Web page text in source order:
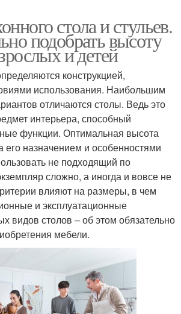
стола и стульев.
подобрать высоту
и детей
конструкцией,
использования. Наибольшим
отличаются столы. Ведь это
интерьера, способный
функции. Оптимальная высота
его назначением и особенностями
не подходящий по
сложно, а иногда и вовсе не
влияют на размеры, в чем
и эксплуатационные
видов столов – об этом обязательно
мебели.